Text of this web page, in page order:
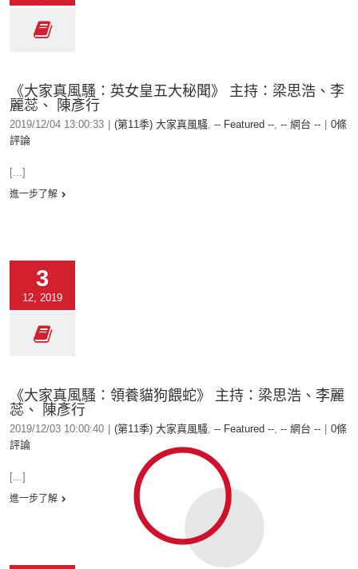
《大家真風騷：英女皇五大秘聞》 主持：梁思浩、李
麗蕊、 陳彥行
2019/12/04 13:00:33 (第11季) 大家真風騷, -- Featured --, -- 網台 --
0條
評論
[...]
進一步了解
3
12, 2019
《大家真風騷：領養貓狗餵蛇》 主持：梁思浩、李麗
蕊、 陳彥行
2019/12/03 10:00:40 (第11季) 大家真風騷, -- Featured --, -- 網台 --
0條
評論
[...]
進一步了解